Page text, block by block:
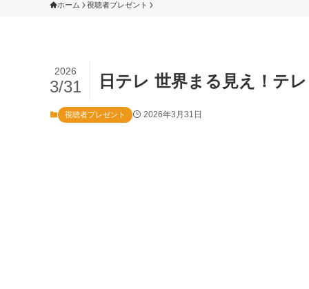
ホーム 視聴者プレゼント
日テレ 世界まる見え！テ
2026
3/31
視聴者プレゼント 2026年3月31日